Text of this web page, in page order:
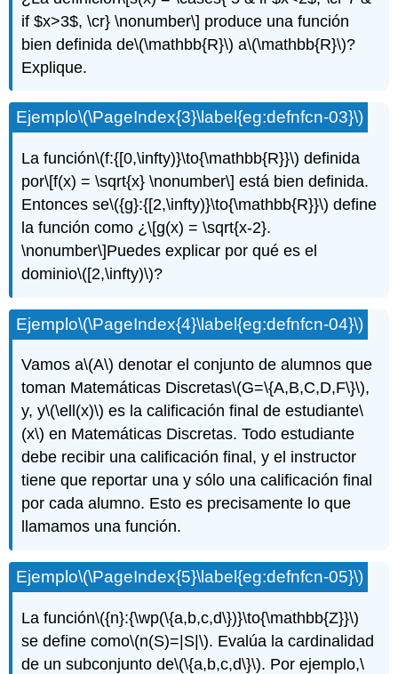
if $x>3$, \cr} \nonumber\] produce una función
bien definida de\(\mathbb{R}\) a\(\mathbb{R}\)?
Explique.
Ejemplo\(\PageIndex{3}\label{eg:defnfcn-03}\)
La función\(f:{[0,\infty)}\to{\mathbb{R}}\) definida
por\[f(x) = \sqrt{x} \nonumber\] está bien definida.
Entonces se\({g}:{[2,\infty)}\to{\mathbb{R}}\) define
la función como ¿\[g(x) = \sqrt{x-2}.
\nonumber\]Puedes explicar por qué es el
dominio\([2,\infty)\)?
Ejemplo\(\PageIndex{4}\label{eg:defnfcn-04}\)
Vamos a\(A\) denotar el conjunto de alumnos que
toman Matemáticas Discretas\(G=\{A,B,C,D,F\}\),
y, y\(\ell(x)\) es la calificación final de estudiante\
(x\) en Matemáticas Discretas. Todo estudiante
debe recibir una calificación final, y el instructor
tiene que reportar una y sólo una calificación final
por cada alumno. Esto es precisamente lo que
llamamos una función.
Ejemplo\(\PageIndex{5}\label{eg:defnfcn-05}\)
La función\({n}:{\wp(\{a,b,c,d\})}\to{\mathbb{Z}}\)
se define como\(n(S)=|S|\). Evalúa la cardinalidad
de un subconjunto de\(\{a,b,c,d\}\). Por ejemplo,\